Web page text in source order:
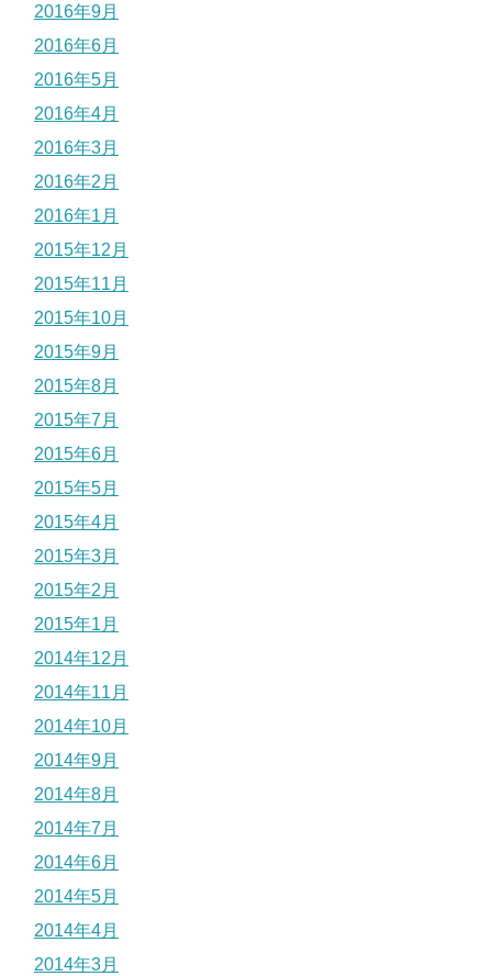
2016年9月
2016年6月
2016年5月
2016年4月
2016年3月
2016年2月
2016年1月
2015年12月
2015年11月
2015年10月
2015年9月
2015年8月
2015年7月
2015年6月
2015年5月
2015年4月
2015年3月
2015年2月
2015年1月
2014年12月
2014年11月
2014年10月
2014年9月
2014年8月
2014年7月
2014年6月
2014年5月
2014年4月
2014年3月